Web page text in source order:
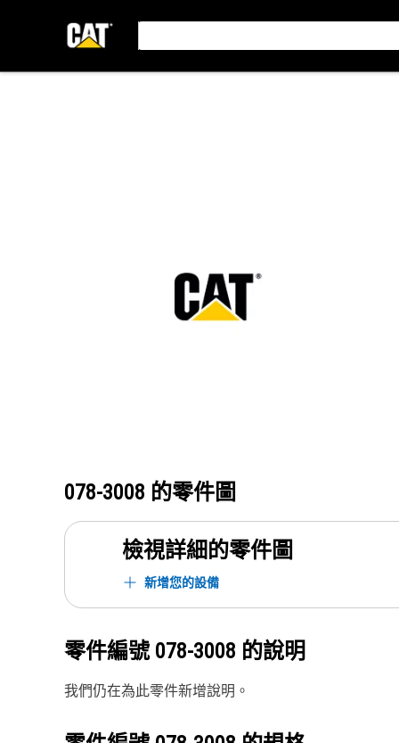
078-3008 的零件圖
檢視詳細的零件圖
新增您的設備
零件編號 078-3008 的說明
我們仍在為此零件新增說明。